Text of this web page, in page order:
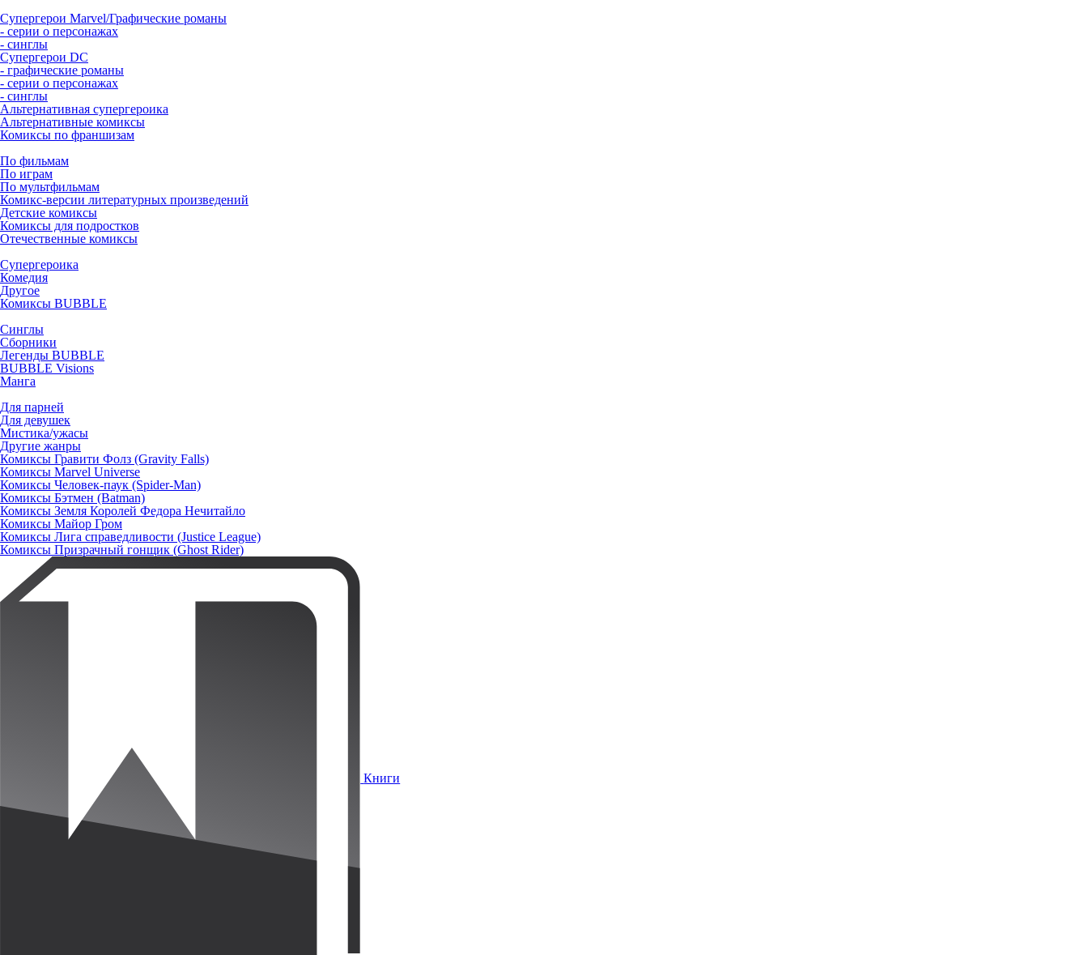
Супергерои Marvel/Графические романы
- серии о персонажах
- синглы
Супергерои DC
- графические романы
- серии о персонажах
- синглы
Альтернативная супергероика
Альтернативные комиксы
Комиксы по франшизам
По фильмам
По играм
По мультфильмам
Комикс-версии литературных произведений
Детские комиксы
Комиксы для подростков
Отечественные комиксы
Супергероика
Комедия
Другое
Комиксы BUBBLE
Синглы
Сборники
Легенды BUBBLE
BUBBLE Visions
Манга
Для парней
Для девушек
Мистика/ужасы
Другие жанры
Комиксы Гравити Фолз (Gravity Falls)
Комиксы Marvel Universe
Комиксы Человек-паук (Spider-Man)
Комиксы Бэтмен (Batman)
Комиксы Земля Королей Федора Нечитайло
Комиксы Майор Гром
Комиксы Лига справедливости (Justice League)
Комиксы Призрачный гонщик (Ghost Rider)
Книги